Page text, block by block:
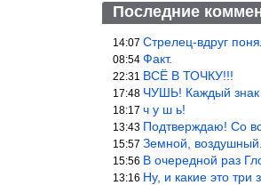
Последние
14:07 Стрелец-вдруг понял, что
08:54 Факт.
22:31 ВСЁ В ТОЧКУ!!!
17:48 ЧУШЬ! Каждый знак привлекателен! И
18:17 ч у ш ь!
13:43 Подтверждаю! Со всеми
15:57 Земной, воздушный., водный… )))
15:56 В очередной раз Глоба выдает ЛЯП! А
13:16 Ну, и какие это три